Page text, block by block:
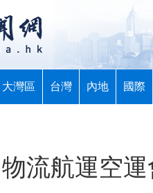
大灣區 台灣 內地 國際
流航運空